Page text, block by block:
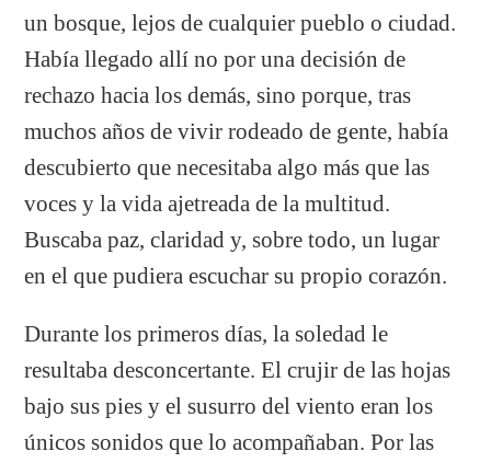
un bosque, lejos de cualquier pueblo o ciudad.
Había llegado allí no por una decisión de
rechazo hacia los demás, sino porque, tras
muchos años de vivir rodeado de gente, había
descubierto que necesitaba algo más que las
voces y la vida ajetreada de la multitud.
Buscaba paz, claridad y, sobre todo, un lugar
en el que pudiera escuchar su propio corazón.
Durante los primeros días, la soledad le
resultaba desconcertante. El crujir de las hojas
bajo sus pies y el susurro del viento eran los
únicos sonidos que lo acompañaban. Por las